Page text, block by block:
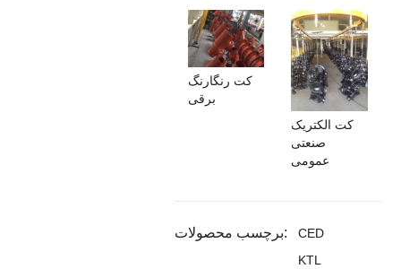
کت رنگارنگ
برقی
کت الکتریک
صنعتی
عمومی
برچسب محصولات:
CED
KTL